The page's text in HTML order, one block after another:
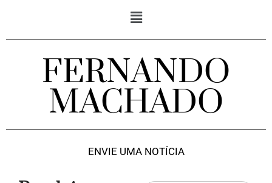
FERNANDO
MACHADO
ENVIE UMA NOTÍCIA